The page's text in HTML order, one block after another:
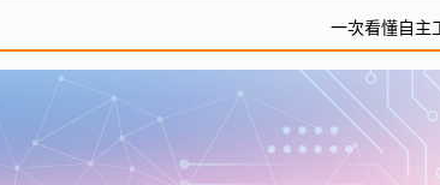
一次看懂自主